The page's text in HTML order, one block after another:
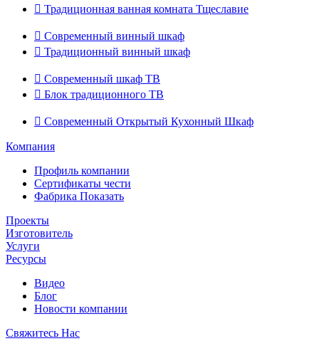
 Традиционная ванная комната Тщеславие
 Современный винный шкаф
 Традиционный винный шкаф
 Современный шкаф ТВ
 Блок традиционного ТВ
 Современный Открытый Кухонный Шкаф
Компания
Профиль компании
Сертификаты чести
Фабрика Показать
Проекты
Изготовитель
Услуги
Ресурсы
Видео
Блог
Новости компании
Свяжитесь Нас